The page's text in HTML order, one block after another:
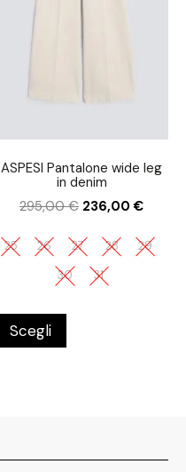
ASPESI Pantalone wide leg
in denim
295,00€ 236,00€
25 26 27 28
29
30
31
Scegli